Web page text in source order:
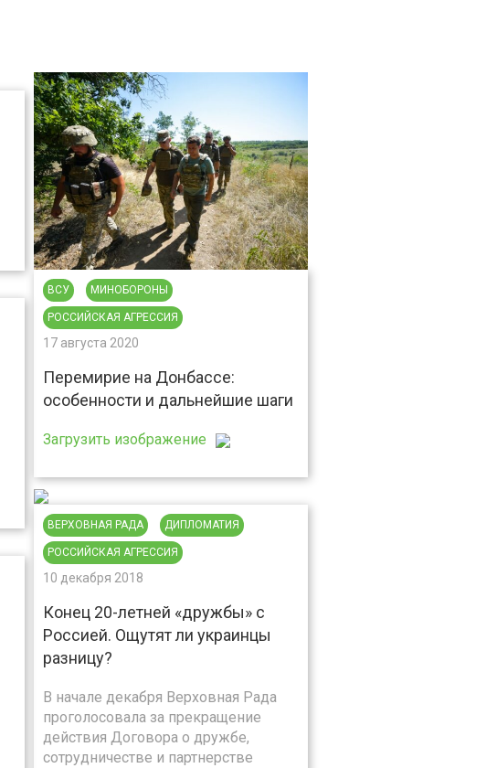
ВСУ МИНОБОРОНЫ
РОССИЙСКАЯ АГРЕССИЯ
17 августа 2020
Перемирие на Донбассе:
особенности и дальнейшие шаги
Загрузить изображение
ВЕРХОВНАЯ РАДА ДИПЛОМАТИЯ
РОССИЙСКАЯ АГРЕССИЯ
10 декабря 2018
Конец 20-летней «дружбы» с
Россией. Ощутят ли украинцы
разницу?
В начале декабря Верховная Рада
проголосовала за прекращение
действия Договора о дружбе,
сотрудничестве и партнерстве